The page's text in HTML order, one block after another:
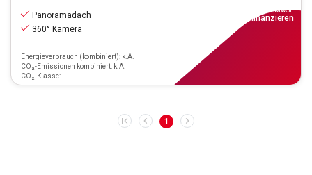
Panoramadach
360° Kamera
Energieverbrauch (kombiniert): k.A.
CO₂-Emissionen kombiniert: k.A.
CO₂-Klasse:
inkl.MwSt.
finanzieren
1